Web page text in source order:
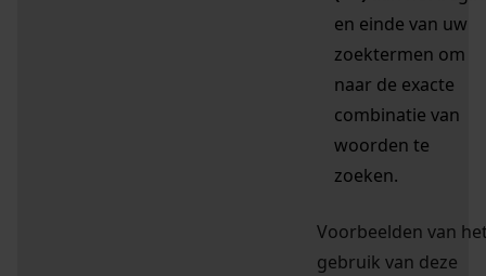
en einde van uw
zoektermen om
naar de exacte
combinatie van
woorden te
zoeken.
Voorbeelden van
gebruik van deze